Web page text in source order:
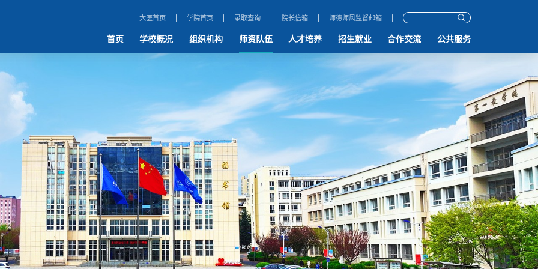
大医首页 学院首页 录取查询 院长信箱 师德师风监督邮箱
首页 学校概况 组织机构 师资队伍 人才培养 招生就业 合作交流 公共服务